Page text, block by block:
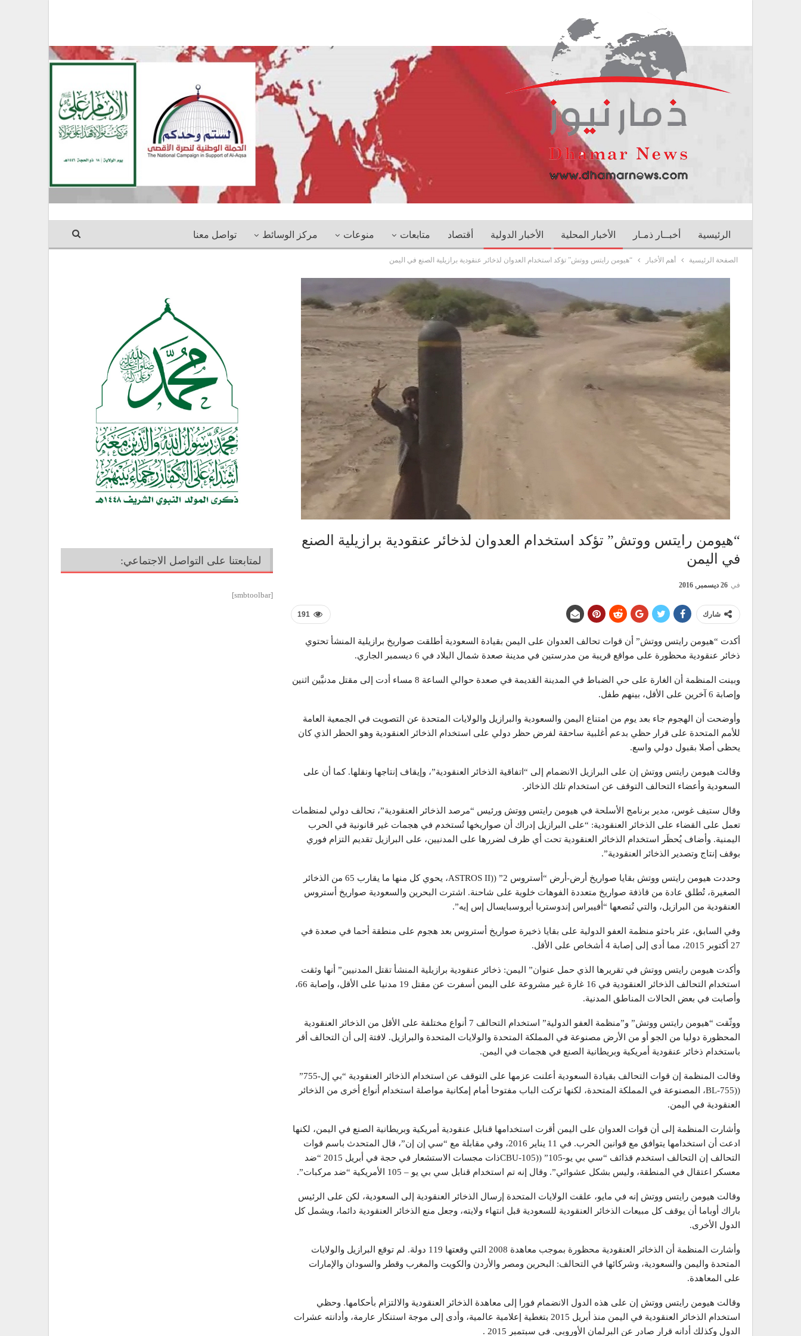
الرئيسية أخبــار ذمـار الأخبار المحلية الأخبار الدولية أقتصاد متابعات منوعات مركز الوسائط تواصل معنا
الصفحة الرئيسية أهم الأخبار “هيومن رايتس ووتش” تؤكد استخدام العدوان لذخائر عنقودية برازيلية الصنع في اليمن
“هيومن رايتس ووتش” تؤكد استخدام العدوان لذخائر عنقودية برازيلية الصنع
في اليمن
في 26 ديسمبر, 2016
191 شارك
أكدت “هيومن رايتس ووتش” أن قوات تحالف العدوان على اليمن بقيادة السعودية أطلقت صواريخ برازيلية المنشأ تحتوي
ذخائر عنقودية محظورة على مواقع قريبة من مدرستين في مدينة صعدة شمال البلاد في 6 ديسمبر الجاري.
وبينت المنظمة أن الغارة على حي الضباط في المدينة القديمة في صعدة حوالي الساعة 8 مساء أدت إلى مقتل مدنيَّين اثنين
وإصابة 6 آخرين على الأقل، بينهم طفل.
وأوضحت أن الهجوم جاء بعد يوم من امتناع اليمن والسعودية والبرازيل والولايات المتحدة عن التصويت في الجمعية العامة
للأمم المتحدة على قرار حظي بدعم أغلبية ساحقة لفرض حظر دولي على استخدام الذخائر العنقودية وهو الحظر الذي كان
يحظى أصلا بقبول دولي واسع.
وقالت هيومن رايتس ووتش إن على البرازيل الانضمام إلى “اتفاقية الذخائر العنقودية”، وإيقاف إنتاجها ونقلها. كما أن على
السعودية وأعضاء التحالف التوقف عن استخدام تلك الذخائر.
وقال ستيف غوس، مدير برنامج الأسلحة في هيومن رايتس ووتش ورئيس “مرصد الذخائر العنقودية”، تحالف دولي لمنظمات
تعمل على القضاء على الذخائر العنقودية: “على البرازيل إدراك أن صواريخها تُستخدم في هجمات غير قانونية في الحرب
اليمنية. وأضاف يُحظَر استخدام الذخائر العنقودية تحت أي ظرف لضررها على المدنيين، على البرازيل تقديم التزام فوري
بوقف إنتاج وتصدير الذخائر العنقودية”.
وحددت هيومن رايتس ووتش بقايا صواريخ أرض-أرض “أستروس 2” ( ASTROS II)
، يحوي كل منها ما يقارب 65 من الذخائر
الصغيرة، تُطلق عادة من قاذفة صواريخ متعددة الفوهات خلوية على شاحنة. اشترت البحرين والسعودية صواريخ أستروس
العنقودية من البرازيل، والتي تُنصعها “أفيبراس إندوستريا أيروسبايسال إس إيه”.
وفي السابق، عثر باحثو منظمة العفو الدولية على بقايا ذخيرة صواريخ أستروس بعد هجوم على منطقة أحما في صعدة في
27 أكتوبر 2015، مما أدى إلى إصابة 4 أشخاص على الأقل.
وأكدت هيومن رايتس ووتش في تقريرها الذي حمل عنوان” اليمن: ذخائر عنقودية برازيلية المنشأ تقتل المدنيين” أنها وثقت
استخدام التحالف الذخائر العنقودية في 16 غارة غير مشروعة على اليمن أسفرت عن مقتل 19 مدنيا على الأقل، وإصابة 66،
وأصابت في بعض الحالات المناطق المدنية.
ووثّقت “هيومن رايتس ووتش” و”منظمة العفو الدولية” استخدام التحالف 7 أنواع مختلفة على الأقل من الذخائر العنقودية
المحظورة دوليا من الجو أو من الأرض مصنوعة في المملكة المتحدة والولايات المتحدة والبرازيل. لافتة إلى أن التحالف أقر
باستخدام ذخائر عنقودية أمريكية وبريطانية الصنع في هجمات في اليمن.
وقالت المنظمة إن قوات التحالف بقيادة السعودية أعلنت عزمها على التوقف عن استخدام الذخائر العنقودية “بي إل-755”
(
BL-755)، المصنوعة في المملكة المتحدة، لكنها تركت الباب مفتوحا أمام إمكانية مواصلة استخدام أنواع أخرى من الذخائر
العنقودية في اليمن.
وأشارت المنظمة إلى أن قوات العدوان على اليمن أقرت استخدامها قنابل عنقودية أمريكية وبريطانية الصنع في اليمن، لكنها
ادعت أن استخدامها يتوافق مع قوانين الحرب. في 11 يناير 2016، وفي مقابلة مع “سي إن إن”، قال المتحدث باسم قوات
التحالف إن التحالف استخدم قذائف “سي بي يو-105” (
CBU-105)
ذات مجسات الاستشعار في حجة في أبريل 2015 “ضد
معسكر اعتقال في المنطقة، وليس بشكل عشوائي”. وقال إنه تم استخدام قنابل سي بي يو – 105 الأمريكية “ضد مركبات”.
وقالت هيومن رايتس ووتش إنه في مايو، علقت الولايات المتحدة إرسال الذخائر العنقودية إلى السعودية، لكن على الرئيس
باراك أوباما أن يوقف كل مبيعات الذخائر العنقودية للسعودية قبل انتهاء ولايته، وجعل منع الذخائر العنقودية دائما، ويشمل كل
الدول الأخرى.
وأشارت المنظمة أن الذخائر العنقودية محظورة بموجب معاهدة 2008 التي وقعتها 119 دولة. لم توقع البرازيل والولايات
المتحدة واليمن والسعودية، وشركائها في التحالف: البحرين ومصر والأردن والكويت والمغرب وقطر والسودان والإمارات
على المعاهدة.
وقالت هيومن رايتس ووتش إن على هذه الدول الانضمام فورا إلى معاهدة الذخائر العنقودية والالتزام بأحكامها. وحظي
استخدام الذخائر العنقودية في اليمن منذ أبريل 2015 بتغطية إعلامية عالمية، وأدى إلى موجة استنكار عارمة، وأدانته عشرات
الدول وكذلك أدانه قرار صادر عن البرلمان الأوروبي. في سبتمبر 2015 .
لمتابعتنا على التواصل الاجتماعي:
[smbtoolbar]